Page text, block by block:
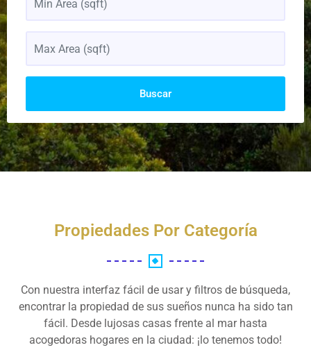
Buscar
Propiedades Por Categoría
Con nuestra interfaz fácil de usar y filtros de búsqueda,
encontrar la propiedad de sus sueños nunca ha sido tan
fácil. Desde lujosas casas frente al mar hasta
acogedoras hogares en la ciudad: ¡lo tenemos todo!